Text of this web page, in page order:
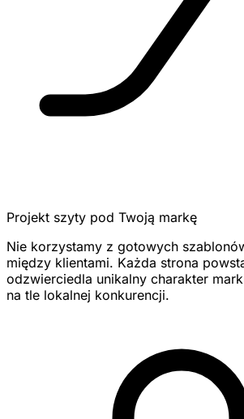
Projekt szyty pod Twoją markę
Nie korzystamy z gotowych
między klientami. Każda strona
odzwierciedla unikalny charakter
na tle lokalnej konkurencji.